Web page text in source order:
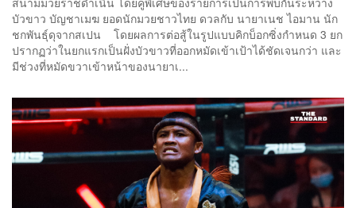
บัวขาว บัญชาเมฆ ยอดนักมวยชาวไทย ดวลกับ นายาเนช ไอมาน นัก
ชกพันธุ์ดุจากสเปน โดยผลการต่อสู้ในรูปแบบคิกบ็อกซิ่งกำหนด 3 ยก
ปรากฏว่าในยกแรกเป็นฝั่งบัวขาวที่ออกหมัดเข้าเป้าได้ชัดเจนกว่า และ
มีช่วงที่หมัดขวาเข้าหน้าของนายาเ...